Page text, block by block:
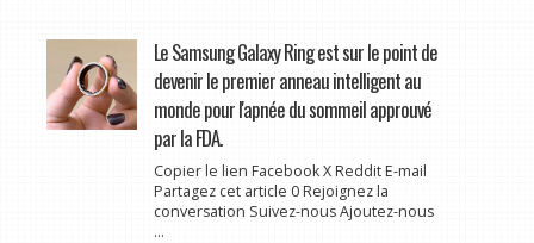
Le Samsung Galaxy Ring est sur le point de
devenir le premier anneau intelligent au
monde pour l'apnée du sommeil approuvé
par la FDA.
Copier le lien Facebook X Reddit E-mail
Partagez cet article 0 Rejoignez la
conversation Suivez-nous Ajoutez-nous
...